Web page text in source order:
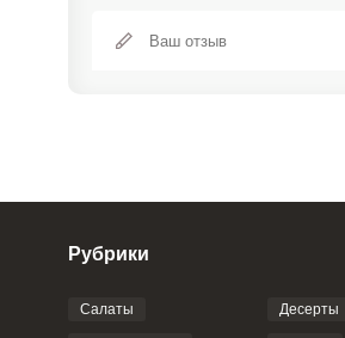
Рубрики
Салаты Десерты